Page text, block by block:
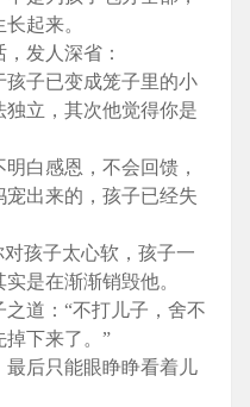
起来。
发人深省：
子已变成笼子里的小
立，其次他觉得你是
白感恩，不会回馈，
出来的，孩子已经失
孩子太心软，孩子一
是在渐渐销毁他。
道：“不打儿子，舍不
掉下来了。”
后只能眼睁睁看着儿